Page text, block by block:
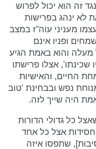
זה הוא יכול לפרוש
לא ינהג בפרישות
מעניני עוה"ז במצב
ופניו אינם
מעלה והוא באמת הגיע
שכינתו', אצלו פרישתו
החיים, והאישיות
נפש ובבחינת 'טוב
היה שייך לזה.
כל גדולי הדורות
אצל כל אחד
שתפסו איזה